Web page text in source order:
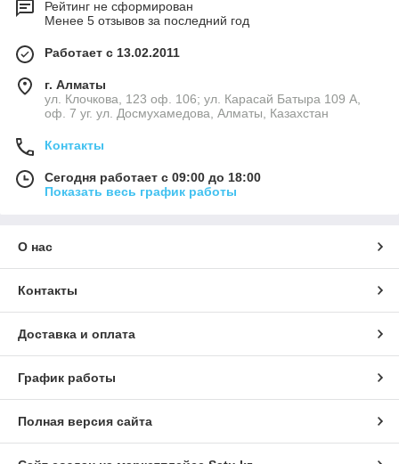
Рейтинг не сформирован
Менее 5 отзывов за последний год
Работает с 13.02.2011
г. Алматы
ул. Клочкова, 123 оф. 106; ул. Карасай Батыра 109 А,
оф. 7 уг. ул. Досмухамедова, Алматы, Казахстан
Контакты
Сегодня работает с 09:00 до 18:00
Показать весь график работы
О нас
Контакты
Доставка и оплата
График работы
Полная версия сайта